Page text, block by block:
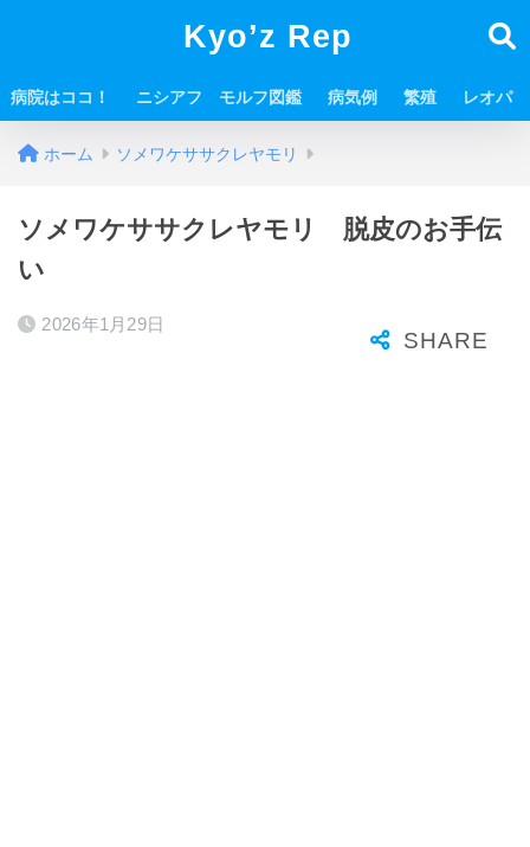
Kyo’z Rep
病院はココ！ ニシアフ モルフ図鑑 病気例 繁殖 レオパ
ホーム ソメワケササクレヤモリ
ソメワケササクレヤモリ 脱皮のお手伝
い
2026年1月29日